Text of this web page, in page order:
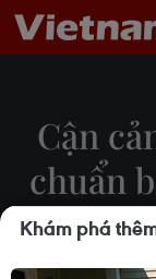
Cận
chuẩn
Khám phá